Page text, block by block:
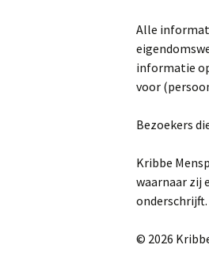
Alle
informatie
voor
Bezoekers
Kribbe
waarnaar zij
onderschrijft.
© 2026